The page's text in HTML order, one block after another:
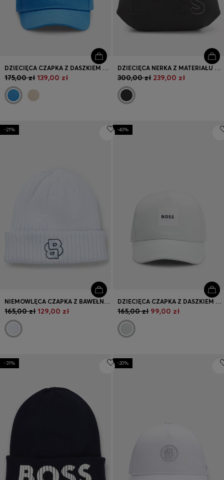
DZIECIĘCA CZAPKA Z DASZKIEM Z BAWEŁNIANEGO DIAGONALU Z KONTRASTOWYM NADRUKOWANYM LOGO
175,00 zł 139,00 zł
DZIECIĘCA NERKA Z MATERIAŁU RIPSTOP Z SILIKONOWYM LOGO
300,00 zł 239,00 zł
-21%
NIEMOWLĘCA CZAPKA Z BAWEŁNY Z MONOGRAMAMI DOUBLE B
165,00 zł 129,00 zł
-40%
DZIECIĘCA CZAPKA Z DASZKIEM Z DIAGONALU Z NADRUKOWANYM LOGO
165,00 zł 99,00 zł
-31% -20%